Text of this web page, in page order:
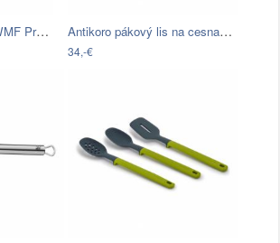
Antikoro Naberačka WMF Profi Plus aj Antikoro pákový lis na cesnak WMF Profi…
34,-€